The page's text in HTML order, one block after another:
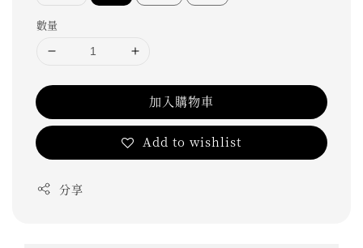
數量
加入購物車
Add to wishlist
分享